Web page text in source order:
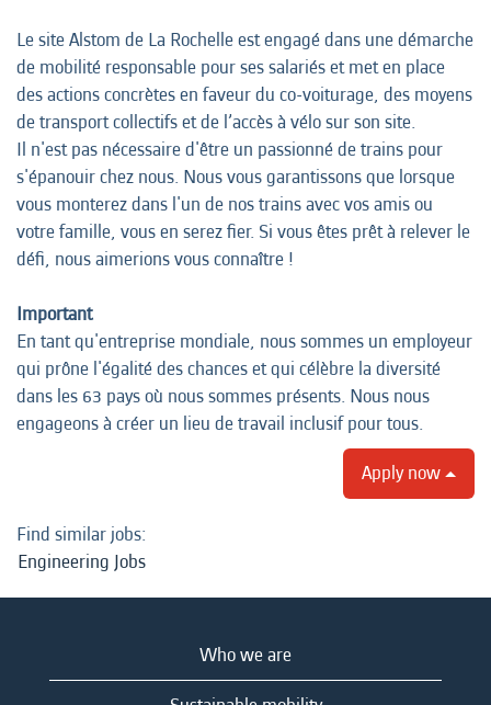
Le site Alstom de La Rochelle est engagé dans une démarche
de mobilité responsable pour ses salariés et met en place
des actions concrètes en faveur du co-voiturage, des moyens
de transport collectifs et de l’accès à vélo sur son site.
Il n'est pas nécessaire d'être un passionné de trains pour
s'épanouir chez nous. Nous vous garantissons que lorsque
vous monterez dans l'un de nos trains avec vos amis ou
votre famille, vous en serez fier. Si vous êtes prêt à relever le
défi, nous aimerions vous connaître !
Important
En tant qu'entreprise mondiale, nous sommes un employeur
qui prône l'égalité des chances et qui célèbre la diversité
dans les 63 pays où nous sommes présents. Nous nous
engageons à créer un lieu de travail inclusif pour tous.
Apply now
Find similar jobs:
Engineering Jobs
Who we are